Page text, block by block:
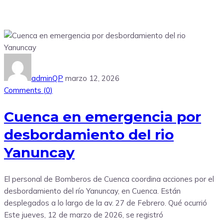
adminQP marzo 12, 2026
Comments (0)
Cuenca en emergencia por
desbordamiento del rio
Yanuncay
El personal de Bomberos de Cuenca coordina acciones por el
desbordamiento del río Yanuncay, en Cuenca. Están
desplegados a lo largo de la av. 27 de Febrero. Qué ocurrió
Este jueves, 12 de marzo de 2026, se registró